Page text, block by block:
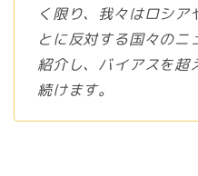
く限り、我々はロシ
とに反対する国々の
紹介し、バイアスを超
続けます。